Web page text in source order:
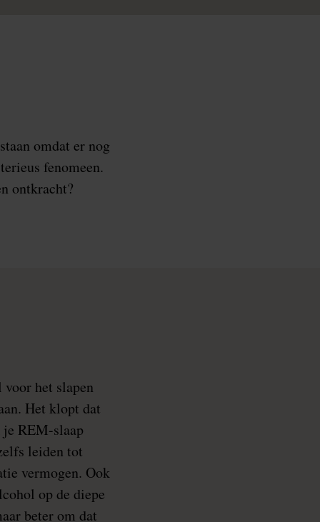
omdat er nog
fenomeen.
ontkracht?
het slapen
Het klopt dat
REM-slaap
leiden tot
vermogen. Ook
op de diepe
beter om dat